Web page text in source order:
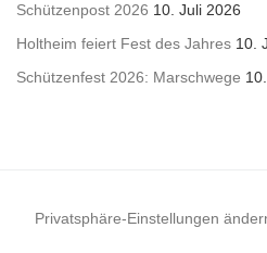
Schützenpost 2026 10. Juli 2026
Holtheim feiert Fest des Jahres 10.
Schützenfest 2026: Marschwege
Privatsphäre-Einstellungen